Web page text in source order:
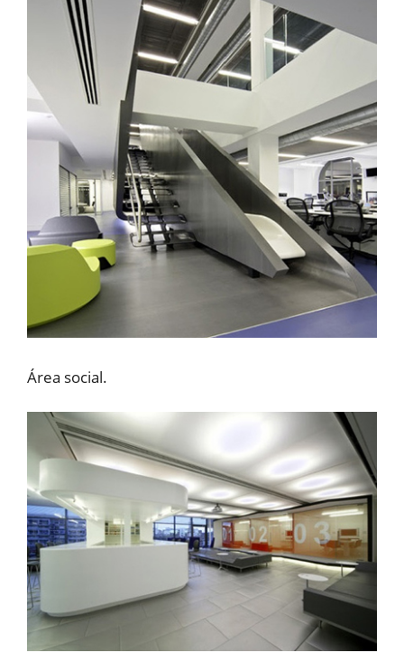
Área social.